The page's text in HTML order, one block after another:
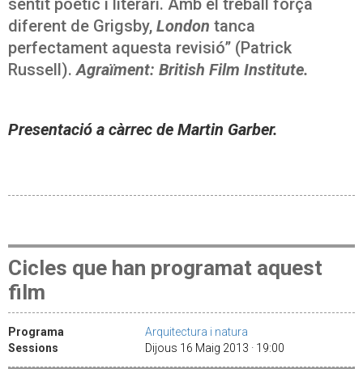
diferent de Grigsby, London tanca
perfectament aquesta revisió” (Patrick
Russell). Agraïment: British Film Institute.
Presentació a càrrec de Martin Garber.
Cicles que han programat aquest
film
Programa
Arquitectura i natura
Sessions
Dijous 16 Maig 2013 · 19:00